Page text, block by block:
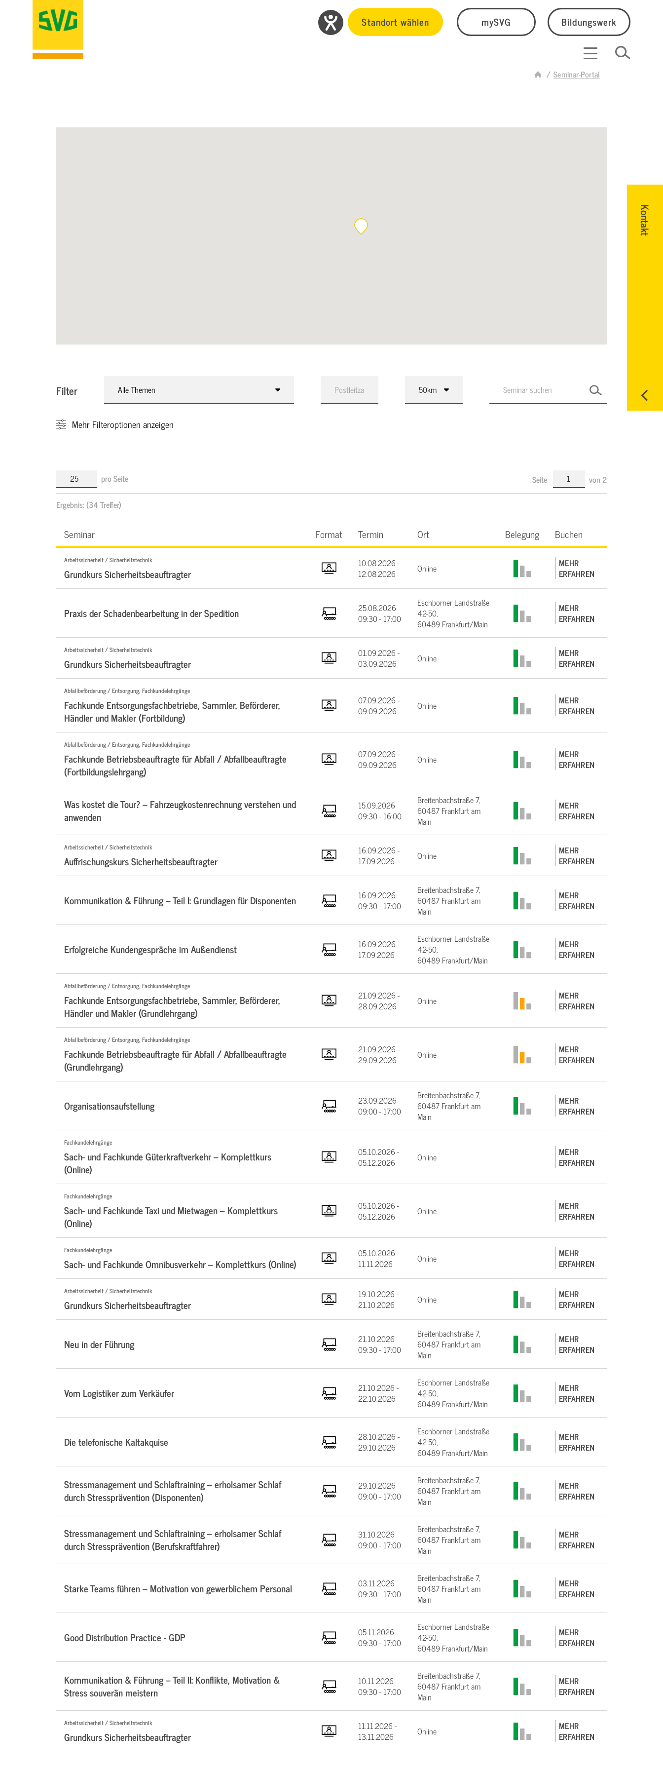
Standort wählen mySVG Bildungswerk
Seminar-Portal
Kontakt
Filter Alle Themen
Mehr Filteroptionen anzeigen
pro Seite Seite von2
Ergebnis:(34 Treffer)
Seminar Format Termin Ort Belegung Buchen
Arbeitssicherheit / Sicherheitstechnik
Grundkurs Sicherheitsbeauftragter
10.08.2026 -
12.08.2026
Online
MEHR
ERFAHREN
Praxis der Schadenbearbeitung in der Spedition
25.08.2026
09:30 - 17:00
Eschborner Landstraße
42-50,
60489 Frankfurt/Main
MEHR
ERFAHREN
Arbeitssicherheit / Sicherheitstechnik
Grundkurs Sicherheitsbeauftragter
01.09.2026 -
03.09.2026
Online
MEHR
ERFAHREN
Abfallbeförderung / Entsorgung, Fachkundelehrgänge
Fachkunde Entsorgungsfachbetriebe, Sammler, Beförderer,
Händler und Makler (Fortbildung)
07.09.2026 -
09.09.2026
Online
MEHR
ERFAHREN
Abfallbeförderung / Entsorgung, Fachkundelehrgänge
Fachkunde Betriebsbeauftragte für Abfall / Abfallbeauftragte
(Fortbildungslehrgang)
07.09.2026 -
09.09.2026
Online
MEHR
ERFAHREN
Was kostet die Tour? – Fahrzeugkostenrechnung verstehen und
anwenden
15.09.2026
09:30 - 16:00
Breitenbachstraße 7,
60487 Frankfurt am
Main
MEHR
ERFAHREN
Arbeitssicherheit / Sicherheitstechnik
Auffrischungskurs Sicherheitsbeauftragter
16.09.2026 -
17.09.2026
Online
MEHR
ERFAHREN
Kommunikation & Führung – Teil I: Grundlagen für Disponenten
16.09.2026
09:30 - 17:00
Breitenbachstraße 7,
60487 Frankfurt am
Main
MEHR
ERFAHREN
Erfolgreiche Kundengespräche im Außendienst
16.09.2026 -
17.09.2026
Eschborner Landstraße
42-50,
60489 Frankfurt/Main
MEHR
ERFAHREN
Abfallbeförderung / Entsorgung, Fachkundelehrgänge
Fachkunde Entsorgungsfachbetriebe, Sammler, Beförderer,
Händler und Makler (Grundlehrgang)
21.09.2026 -
28.09.2026
Online
MEHR
ERFAHREN
Abfallbeförderung / Entsorgung, Fachkundelehrgänge
Fachkunde Betriebsbeauftragte für Abfall / Abfallbeauftragte
(Grundlehrgang)
21.09.2026 -
29.09.2026
Online
MEHR
ERFAHREN
Organisationsaufstellung
23.09.2026
09:00 - 17:00
Breitenbachstraße 7,
60487 Frankfurt am
Main
MEHR
ERFAHREN
Fachkundelehrgänge
Sach- und Fachkunde Güterkraftverkehr – Komplettkurs
(Online)
05.10.2026 -
05.12.2026
Online
MEHR
ERFAHREN
Fachkundelehrgänge
Sach- und Fachkunde Taxi und Mietwagen – Komplettkurs
(Online)
05.10.2026 -
05.12.2026
Online
MEHR
ERFAHREN
Fachkundelehrgänge
Sach- und Fachkunde Omnibusverkehr – Komplettkurs (Online)
05.10.2026 -
11.11.2026
Online
MEHR
ERFAHREN
Arbeitssicherheit / Sicherheitstechnik
Grundkurs Sicherheitsbeauftragter
19.10.2026 -
21.10.2026
Online
MEHR
ERFAHREN
Neu in der Führung
21.10.2026
09:30 - 17:00
Breitenbachstraße 7,
60487 Frankfurt am
Main
MEHR
ERFAHREN
Vom Logistiker zum Verkäufer
21.10.2026 -
22.10.2026
Eschborner Landstraße
42-50,
60489 Frankfurt/Main
MEHR
ERFAHREN
Die telefonische Kaltakquise
28.10.2026 -
29.10.2026
Eschborner Landstraße
42-50,
60489 Frankfurt/Main
MEHR
ERFAHREN
Stressmanagement und Schlaftraining – erholsamer Schlaf
durch Stressprävention (Disponenten)
29.10.2026
09:00 - 17:00
Breitenbachstraße 7,
60487 Frankfurt am
Main
MEHR
ERFAHREN
Stressmanagement und Schlaftraining – erholsamer Schlaf
durch Stressprävention (Berufskraftfahrer)
31.10.2026
09:00 - 17:00
Breitenbachstraße 7,
60487 Frankfurt am
Main
MEHR
ERFAHREN
Starke Teams führen – Motivation von gewerblichem Personal
03.11.2026
09:30 - 17:00
Breitenbachstraße 7,
60487 Frankfurt am
Main
MEHR
ERFAHREN
Good Distribution Practice - GDP
05.11.2026
09:30 - 17:00
Eschborner Landstraße
42-50,
60489 Frankfurt/Main
MEHR
ERFAHREN
Kommunikation & Führung – Teil II: Konflikte, Motivation &
Stress souverän meistern
10.11.2026
09:30 - 17:00
Breitenbachstraße 7,
60487 Frankfurt am
Main
MEHR
ERFAHREN
Arbeitssicherheit / Sicherheitstechnik
Grundkurs Sicherheitsbeauftragter
11.11.2026 -
13.11.2026
Online
MEHR
ERFAHREN